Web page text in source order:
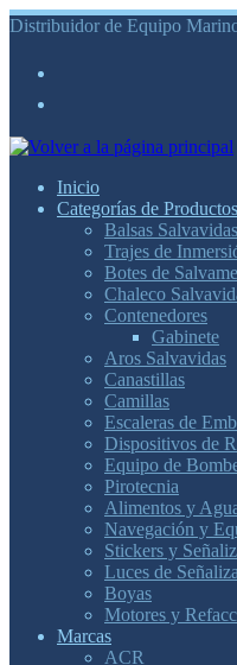
Saltar
Distribuidor de Equipo
Inicio
Categorías de Productos
Balsas Salvavidas
Trajes de
Botes de
Chaleco
Contenedores
Gabinete
Aros Salvavidas
Canastillas
Camillas
Escaleras de
Dispositivos de
Equipo de
Pirotecnia
Alimentos y
Navegación y
Stickers y
Luces de
Boyas
Motores y
Marcas
ACR